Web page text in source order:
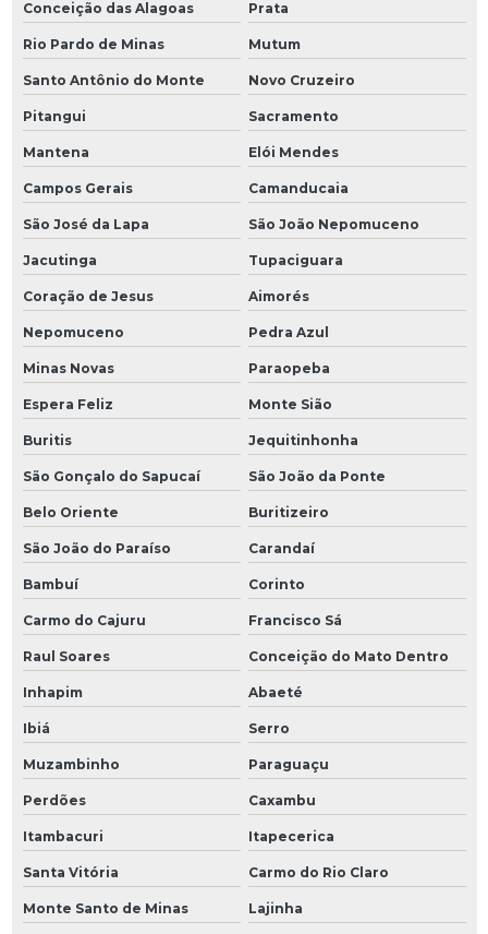
Conceição das Alagoas Prata
Rio Pardo de Minas Mutum
Santo Antônio do Monte Novo Cruzeiro
Pitangui Sacramento
Mantena Elói Mendes
Campos Gerais Camanducaia
São José da Lapa São João Nepomuceno
Jacutinga Tupaciguara
Coração de Jesus Aimorés
Nepomuceno Pedra Azul
Minas Novas Paraopeba
Espera Feliz Monte Sião
Buritis Jequitinhonha
São Gonçalo do Sapucaí São João da Ponte
Belo Oriente Buritizeiro
São João do Paraíso Carandaí
Bambuí Corinto
Carmo do Cajuru Francisco Sá
Raul Soares Conceição do Mato Dentro
Inhapim Abaeté
Ibiá Serro
Muzambinho Paraguaçu
Perdões Caxambu
Itambacuri Itapecerica
Santa Vitória Carmo do Rio Claro
Monte Santo de Minas Lajinha